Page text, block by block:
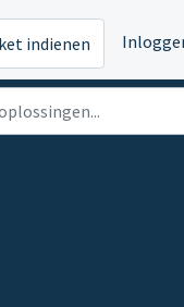
indienen